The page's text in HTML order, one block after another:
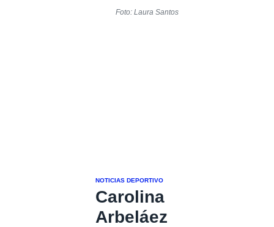
Foto: Laura Santos
NOTICIAS DEPORTIVO
Carolina
Arbeláez